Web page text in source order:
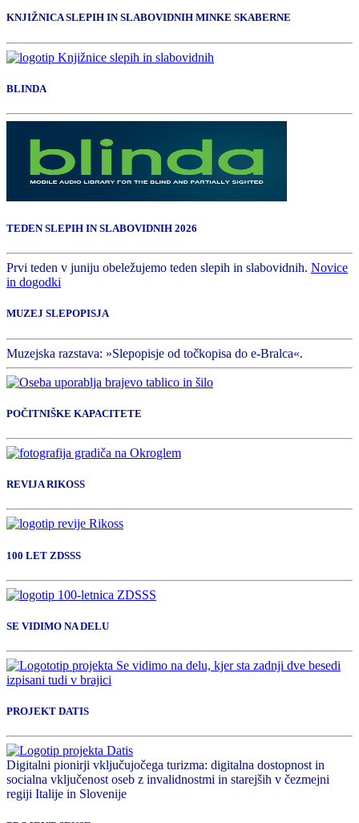
KNJIŽNICA SLEPIH IN SLABOVIDNIH MINKE SKABERNE
BLINDA
TEDEN SLEPIH IN SLABOVIDNIH 2026
Prvi teden v juniju obeležujemo teden slepih in slabovidnih. Novice
in dogodki
MUZEJ SLEPOPISJA
Muzejska razstava: »Slepopisje od točkopisa do e-Bralca«.
POČITNIŠKE KAPACITETE
REVIJA RIKOSS
100 LET ZDSSS
SE VIDIMO NA DELU
PROJEKT DATIS
Digitalni pionirji vključujočega turizma: digitalna dostopnost in
socialna vključenost oseb z invalidnostmi in starejših v čezmejni
regiji Italije in Slovenije